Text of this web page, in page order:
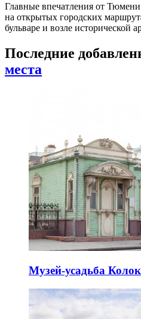
Главные впечатления от
на открытых городских
бульваре и возле исторической
Последние
места
Музей-усадьба